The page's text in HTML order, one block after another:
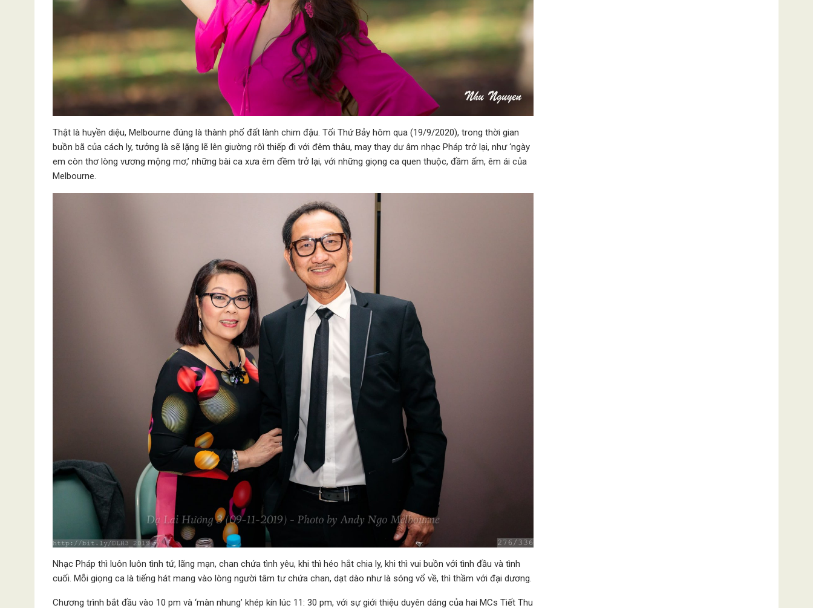
Thật là huyền diệu, Melbourne đúng là thành phố đất lành chim đậu. Tối Thứ Bảy hôm qua (19/9/2020), trong thời gian
buồn bã của cách ly, tưởng là sẽ lặng lẽ lên giường rôì thiếp đi với đêm thâu, may thay dư âm nhạc Pháp trở lại, như ‘ngày
em còn thơ lòng vương mộng mơ,’ những bài ca xưa êm đềm trở lại, với những giọng ca quen thuộc, đầm ấm, êm ái của
Melbourne.
Nhạc Pháp thì luôn luôn tình tứ, lãng mạn, chan chứa tình yêu, khi thì héo hắt chia ly, khi thì vui buồn với tình đầu và tình
cuối. Mỗi giọng ca là tiếng hát mang vào lòng người tâm tư chứa chan, dạt dào như là sóng vổ về, thì thầm với đại dương.
Chương trình bắt đầu vào 10 pm và ‘màn nhung’ khép kín lúc 11: 30 pm, với sự giới thiệu duyên dáng của hai MCs Tiết Thu